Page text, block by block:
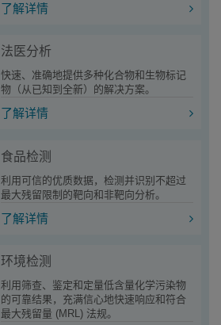
了解详情
法医分析
快速、准确地提供多种化合物和生物标记
物（从已知到全新）的解决方案。
了解详情
食品检测
利用可信的优质数据，检测并识别不超过
最大残留限制的靶向和非靶向分析。
了解详情
环境检测
利用筛查、鉴定和定量低含量化学污染物
的可靠结果，充满信心地快速响应和符合
最大残留量 (MRL) 法规。